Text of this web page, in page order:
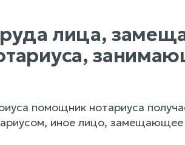
лица,
помощник нотариуса
иное лицо, замещающее